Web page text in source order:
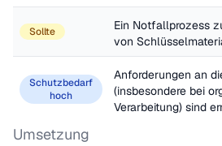
Sollte
Ein Notfallprozess
von
Schutzbedarf
hoch
Anforderungen an
(insbesondere bei
Verarbeitung) sind
Umsetzung